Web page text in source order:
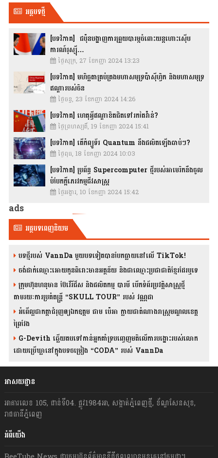
អត្ថបទថ្មី
[បទវិភាគ] ជប៉ុនបង្ហាញការព្រួយបារម្ភចំពោះយន្តហោះស៊ើប
ការណ៍រុស្ស៊ី…
ថ្ងៃសុក្រ, 27 ខែកញ្ញា 2024 13:23
[បទវិភាគ] មហិច្ឆតាគ្រប់គ្រងមហាសមុទ្រប៉ាស៊ីហ្វិក និងមហាសមុទ្រ
ឥណ្ឌារបស់ចិន
ថ្ងៃចន្ទ, 23 ខែកញ្ញា 2024 14:26
[បទវិភាគ] ហេតុអ្វីឥណ្ឌាខិតជិតទៅរកតៃវ៉ាន់?
ថ្ងៃព្រហស្បតិ៍, 19 ខែកញ្ញា 2024 15:41
[បទវិភាគ] តើកំព្យូទ័រ Quantum នឹងផលិតឡើងឆាប់ៗ?
ថ្ងៃពុធ, 18 ខែកញ្ញា 2024 10:03
[បទវិភាគ] ប្រព័ន្ធ Supercomputer ថ្មីរបស់អាមេរិកនឹងចូល
បំបែកក្តីភេរវកម្មជីវសាស្រ្ត
ថ្ងៃអង្គារ, 10 ខែកញ្ញា 2024 15:42
ads
អត្ថបទពេញនិយម
បទថ្មីរបស់ VannDa មួយបទទៀតបានបែកធ្លាយនៅលើ TikTok!
ចង់ដាក់ឈ្មោះអោយកូនពិរោះមានអត្ថន័យ និងជាឈ្មោះប្រជាជាតិខ្មែរដែរឬទេ
ក្រុមហ៊ុនហនុមាន ប៊ែវើរីជីស និង​ផលិតកម្ម បារមី​ បើកទំព័រប្រវត្តិសាស្ត្រថ្មី
តាមរយៈការប្រគំតន្រ្តី “SKULL TOUR” របស់ វណ្ណដា
អំពើល្អជាកត្តាជំរុញឲ្យឯកឧត្តម ជាម ប៉េអា ក្លាយជាតំណាងរាស្ត្រមណ្ឌលខេត្ត
ព្រៃវែង
G-Devith ឆ្លើយតបទៅកាន់អ្នកគាំទ្របញ្ចេញមតិលើការបង្ហោះរបស់លោក
ដោយប្រើឃ្លានៅក្នុងបទចម្រៀង “CODA” រ​​​បស់ VannDa
អាសយដ្ឋាន
អាគារលេខ 105, ជាន់ទី04. ផ្លូវ1984អា, សង្កាត់ភ្នំពេញថ្មី, ខ័ណ្ឌសែនសុខ,
រាជធានីភ្នំពេញ
អំពីយើង